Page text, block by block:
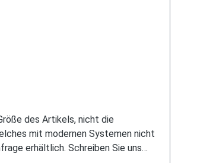
des Artikels, nicht die
mit modernen Systemen nicht
erhältlich. Schreiben Sie uns